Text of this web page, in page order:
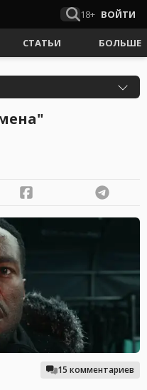
18+ ВОЙТИ
СТАТЬИ БОЛЬШЕ
15 комментариев